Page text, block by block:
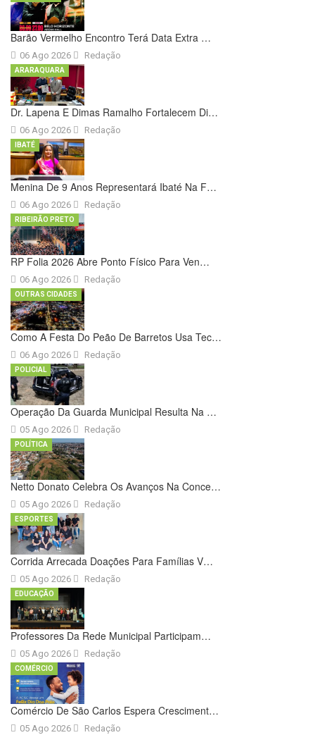
Barão Vermelho Encontro Terá Data Extra …
06 Ago 2026 Redação
Dr. Lapena E Dimas Ramalho Fortalecem Di…
06 Ago 2026
ARARAQUARA
Redação
Menina De 9 Anos Representará Ibaté Na F…
06 Ago 2026
IBATÉ
Redação
RP Folia 2026 Abre Ponto Físico Para Ven…
06 Ago 2026
RIBEIRÃO PRETO
Redação
Como A Festa Do Peão De Barretos Usa Tec…
06 Ago 2026
OUTRAS CIDADES
Redação
Operação Da Guarda Municipal Resulta Na …
05 Ago 2026
POLICIAL
Redação
Netto Donato Celebra Os Avanços Na Conce…
05 Ago 2026
POLÍTICA
Redação
Corrida Arrecada Doações Para Famílias V…
05 Ago 2026
ESPORTES
Redação
Professores Da Rede Municipal Participam…
05 Ago 2026
EDUCAÇÃO
Redação
Comércio De São Carlos Espera Cresciment…
05 Ago 2026
COMÉRCIO
Redação